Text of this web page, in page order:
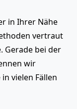
in Ihrer Nähe
vertraut
Gerade bei der
wir
vielen Fällen